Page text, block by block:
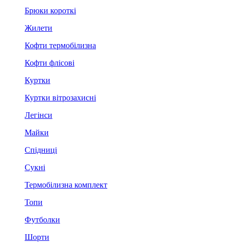
Брюки короткі
Жилети
Кофти термобілизна
Кофти флісові
Куртки
Куртки вітрозахисні
Легінси
Майки
Спідниці
Сукні
Термобілизна комплект
Топи
Футболки
Шорти